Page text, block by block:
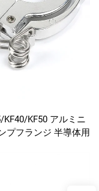
KF50 アルミニ
プフランジ 半導体用